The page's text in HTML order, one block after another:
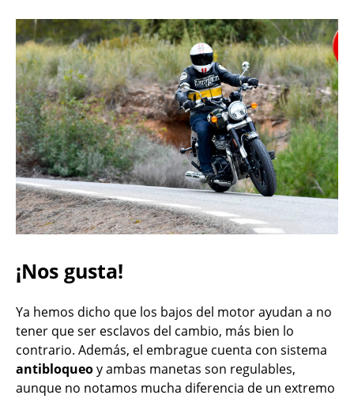
¡Nos gusta!
Ya hemos dicho que los bajos del motor ayudan a no
tener que ser esclavos del cambio, más bien lo
contrario. Además, el embrague cuenta con sistema
antibloqueoy ambas manetas son regulables,
aunque no notamos mucha diferencia de un extremo